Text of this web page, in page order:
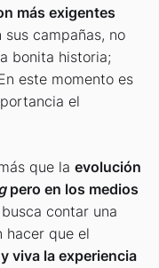
más exigentes
campañas, no
bonita historia;
este momento es
el
que la evolución
pero en los medios
contar una
hacer que el
viva la experiencia